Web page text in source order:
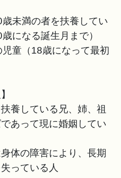
未満の者を扶養してい
になる誕生月まで）
童（18歳になって最初
養している兄、姉、祖
あって現に婚姻してい
体の障害により、長期
っている人